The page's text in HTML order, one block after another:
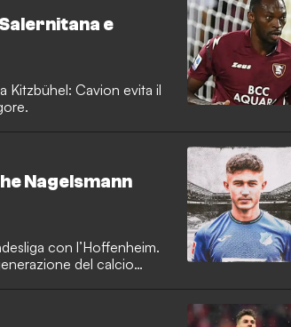
e
Kitzbühel: Cavion evita il
Nagelsmann
con l’Hoffenheim.
del calcio